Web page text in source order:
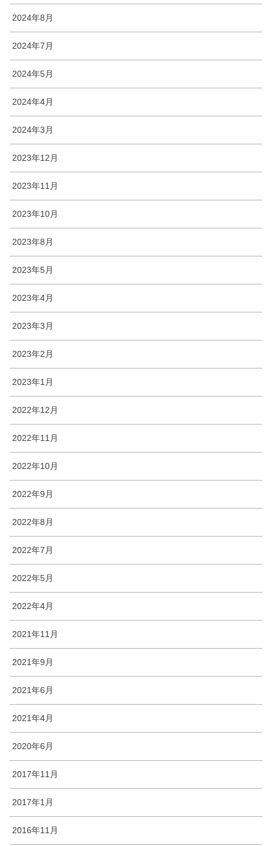
2024年8月
2024年7月
2024年5月
2024年4月
2024年3月
2023年12月
2023年11月
2023年10月
2023年8月
2023年5月
2023年4月
2023年3月
2023年2月
2023年1月
2022年12月
2022年11月
2022年10月
2022年9月
2022年8月
2022年7月
2022年5月
2022年4月
2021年11月
2021年9月
2021年6月
2021年4月
2020年6月
2017年11月
2017年1月
2016年11月